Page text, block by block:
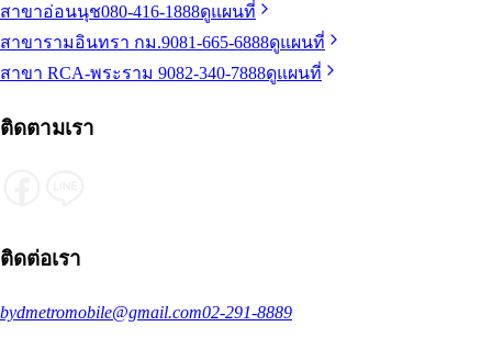
สาขาอ่อนนุช080-416-1888ดูแผนที่
สาขารามอินทรา กม.9081-665-6888ดูแผนที่
สาขา RCA-พระราม 9082-340-7888ดูแผนที่
ติดตามเรา
ติดต่อเรา
bydmetromobile@gmail.com02-291-8889